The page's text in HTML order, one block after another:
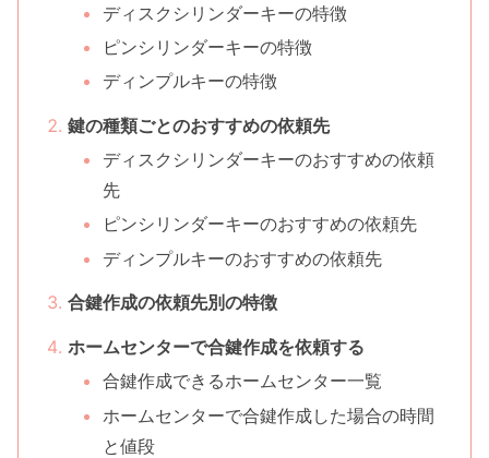
ディスクシリンダーキーの特徴
ピンシリンダーキーの特徴
ディンプルキーの特徴
鍵の種類ごとのおすすめの依頼先
ディスクシリンダーキーのおすすめの依頼
先
ピンシリンダーキーのおすすめの依頼先
ディンプルキーのおすすめの依頼先
合鍵作成の依頼先別の特徴
ホームセンターで合鍵作成を依頼する
合鍵作成できるホームセンター一覧
ホームセンターで合鍵作成した場合の時間
と値段